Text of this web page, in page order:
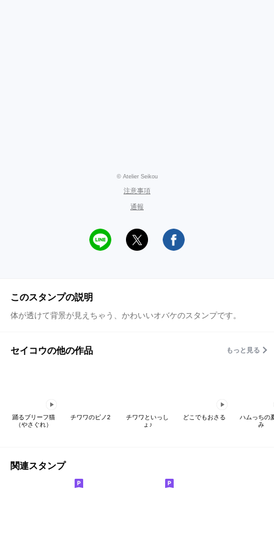
© Atelier Seikou
注意事項
通報
このスタンプの説明
体が透けて背景が見えちゃう、かわいいオバケのスタンプです。
セイコウの他の作品 もっと見る
踊るブリーフ猫
（やさぐれ）
チワワのピノ2
チワワといっし
ょ♪
どこでもおさる
ハムっちの
み
関連スタンプ